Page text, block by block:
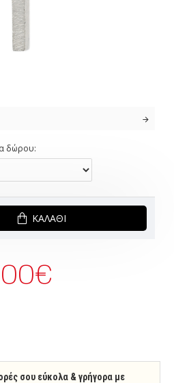
δώρου:
ΚΑΛΆΘΙ
σου εύκολα & γρήγορα με